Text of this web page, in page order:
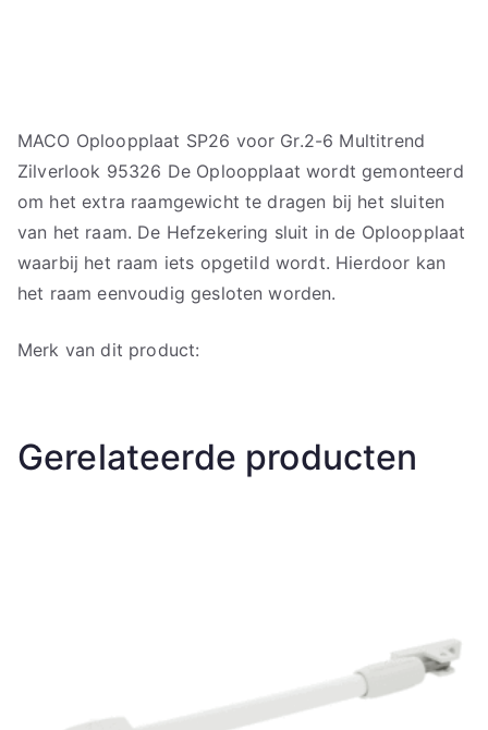
MACO Oploopplaat SP26 voor Gr.2-6 Multitrend
Zilverlook 95326 De Oploopplaat wordt gemonteerd
om het extra raamgewicht te dragen bij het sluiten
van het raam. De Hefzekering sluit in de Oploopplaat
waarbij het raam iets opgetild wordt. Hierdoor kan
het raam eenvoudig gesloten worden.
Merk van dit product:
Gerelateerde producten